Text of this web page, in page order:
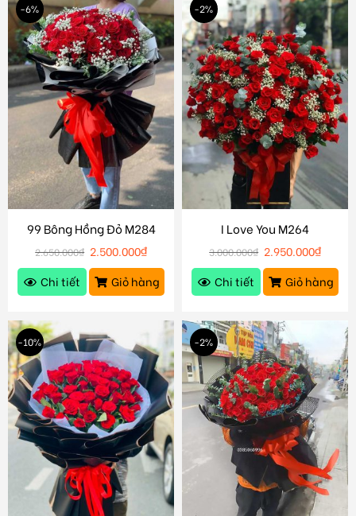
-6%
99 Bông Hồng Đỏ M284
2.650.000₫ 2.500.000₫
Chi tiết
Giỏ hàng
-2%
I Love You M264
3.000.000₫ 2.950.000₫
Chi tiết
Giỏ hàng
-10% -2%